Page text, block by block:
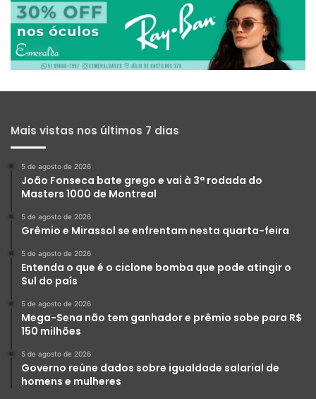
Mais vistas nos últimos 7 dias
5 de agosto de 2026
João Fonseca bate grego e vai à 3ª rodada do
Masters 1000 de Montreal
5 de agosto de 2026
Grêmio e Mirassol se enfrentam nesta quarta-feira
5 de agosto de 2026
Entenda o que é o ciclone bomba que pode atingir o
Sul do país
5 de agosto de 2026
Mega-Sena não tem ganhador e prêmio sobe para R$
150 milhões
5 de agosto de 2026
Governo reúne dados sobre igualdade salarial de
homens e mulheres